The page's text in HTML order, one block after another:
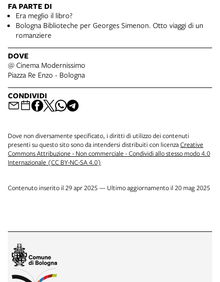
FA PARTE DI
Era meglio il libro?
Bologna Biblioteche per Georges Simenon. Otto viaggi di un
romanziere
DOVE
@ Cinema Modernissimo
Piazza Re Enzo - Bologna
CONDIVIDI
Dove non diversamente specificato, i diritti di utilizzo dei contenuti
presenti su questo sito sono da intendersi distribuiti con licenzaCreative
Commons Attribuzione - Non commerciale - Condividi allo stesso modo 4.0
Internazionale (CC BY-NC-SA 4.0)
Contenuto inserito il 29 apr 2025 — Ultimo aggiornamento il 20 mag 2025